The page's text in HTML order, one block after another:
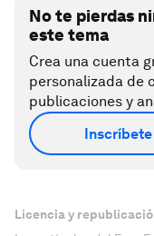
No te pierdas
este tema
Crea una cuenta
personalizada de
publicaciones y
Licencia y